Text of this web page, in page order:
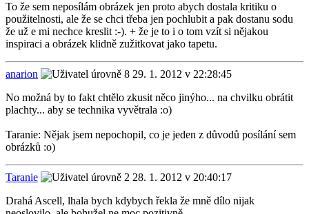
To že sem neposílám obrázek jen proto abych dostala kritiku o
použitelnosti, ale že se chci třeba jen pochlubit a pak dostanu sodu
že už e mi nechce kreslit :-). + že je to i o tom vzít si nějakou
inspiraci a obrázek klidně zužitkovat jako tapetu.
anarion
29. 1. 2012 v 22:28:45
No možná by to fakt chtělo zkusit něco jinýho... na chvilku obrátit
plachty... aby se technika vyvětrala :o)
Taranie: Nějak jsem nepochopil, co je jeden z důvodů posílání sem
obrázků :o)
Taranie
28. 1. 2012 v 20:40:17
Drahá Ascell, lhala bych kdybych řekla že mně dílo nijak